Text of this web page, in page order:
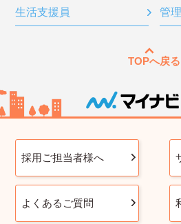
生活支援員 管
TOPへ戻る
採用ご担当者様へ
よくあるご質問